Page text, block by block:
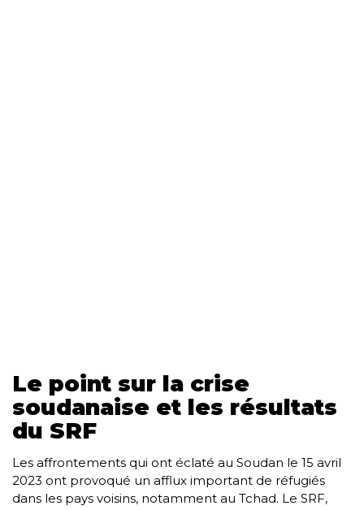
Le point sur la crise
soudanaise et les résultats
du SRF
Les affrontements qui ont éclaté au Soudan le 15 avril
2023 ont provoqué un afflux important de réfugiés
dans les pays voisins, notamment au Tchad. Le SRF,